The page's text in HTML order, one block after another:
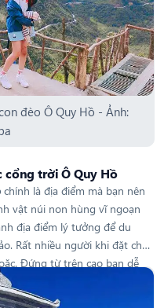
đèo Ô Quy Hồ - Ảnh:
cổng trời Ô Quy Hồ
chính là địa điểm mà bạn nên
vật núi non hùng vĩ ngoạn
địa điểm lý tưởng để du
Rất nhiều người khi đặt chân
Đứng từ trên cao bạn dễ
mây trắng lượn lờ như đang
lại tạo thành bức tranh đất